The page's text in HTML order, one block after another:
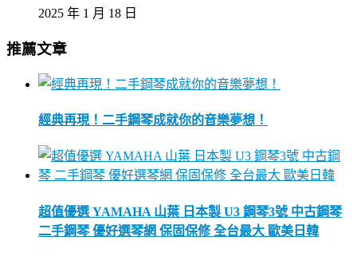
2025 年 1 月 18 日
推薦文章
經典再現！二手鋼琴成就你的音樂夢想！
超值優選 YAMAHA 山葉 日本製 U3 鋼琴3號 中古鋼琴
二手鋼琴 優好選琴網 保固保修 全台最大 歐美日韓